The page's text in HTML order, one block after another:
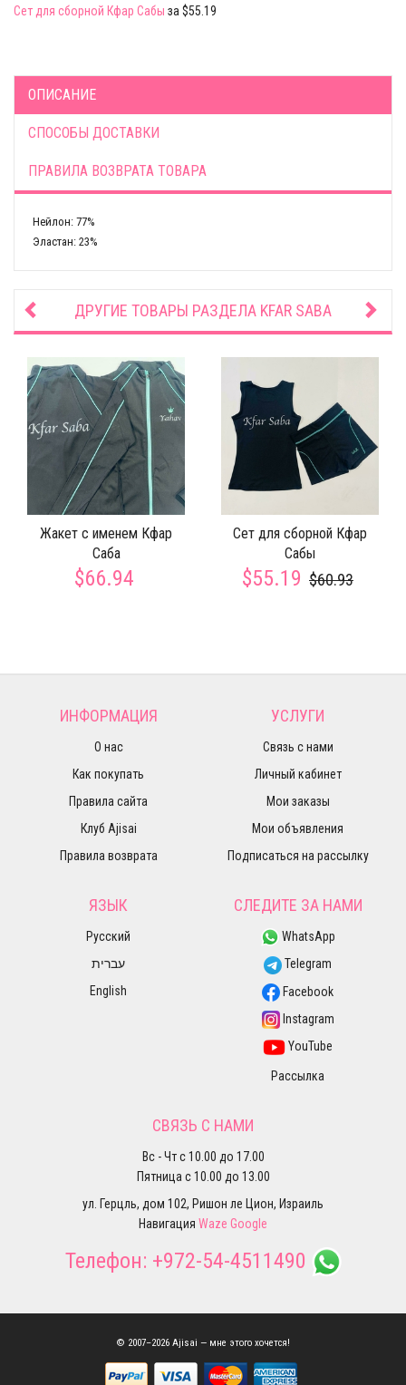
Сет для сборной Кфар Сабы за $55.19
ОПИСАНИЕ
СПОСОБЫ ДОСТАВКИ
ПРАВИЛА ВОЗВРАТА ТОВАРА
Нейлон: 77%
Эластан: 23%
ДРУГИЕ ТОВАРЫ РАЗДЕЛА KFAR SABA
Жакет с именем Кфар
Саба
$66.94
Сет для сборной Кфар
Сабы
$55.19 $60.93
ИНФОРМАЦИЯ
О нас
Как покупать
Правила сайта
Клуб Ajisai
Правила возврата
УСЛУГИ
Связь с нами
Личный кабинет
Мои заказы
Мои объявления
Подписаться на рассылку
ЯЗЫК
Русский
עברית
English
СЛЕДИТЕ ЗА НАМИ
WhatsApp
Telegram
Facebook
Instagram
YouTube
Рассылка
СВЯЗЬ С НАМИ
Вс - Чт с 10.00 до 17.00
Пятница с 10.00 до 13.00
ул. Герцль, дом 102, Ришон ле Цион, Израиль
Навигация Waze Google
Телефон: +972-54-4511490
© 2007–2026 Ajisai — мне этого хочется!